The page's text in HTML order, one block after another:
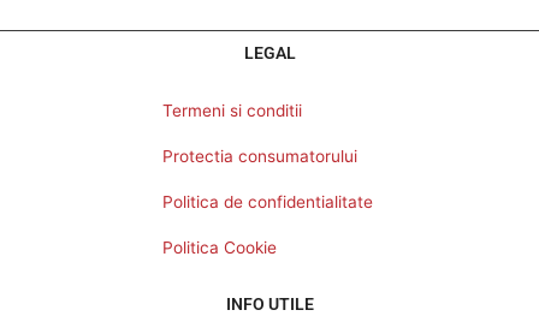
LEGAL
Termeni si conditii
Protectia consumatorului
Politica de confidentialitate
Politica Cookie
INFO UTILE